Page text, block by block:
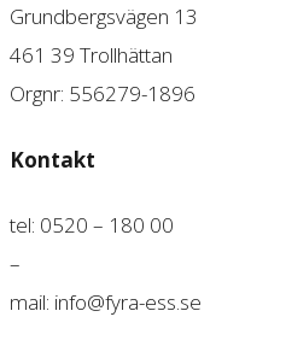
Grundbergsvägen 13
461 39 Trollhättan
Orgnr: 556279-1896
Kontakt
tel: 0520 – 180 00
–
mail: info@fyra-ess.se